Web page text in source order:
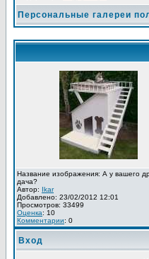
Персональные галереи
Название изображения: А у вашего
дача?
Автор: Ikar
Добавлено: 23/02/2012 12:01
Просмотров: 33499
Оценка: 10
Комментарии: 0
Вход